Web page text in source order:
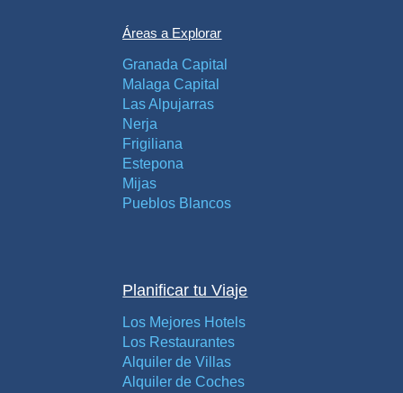
Áreas a Explorar
Granada Capital
Malaga Capital
Las Alpujarras
Nerja
Frigiliana
Estepona
Mijas
Pueblos Blancos
Planificar tu Viaje
Los Mejores Hotels
Los Restaurantes
Alquiler de Villas
Alquiler de Coches